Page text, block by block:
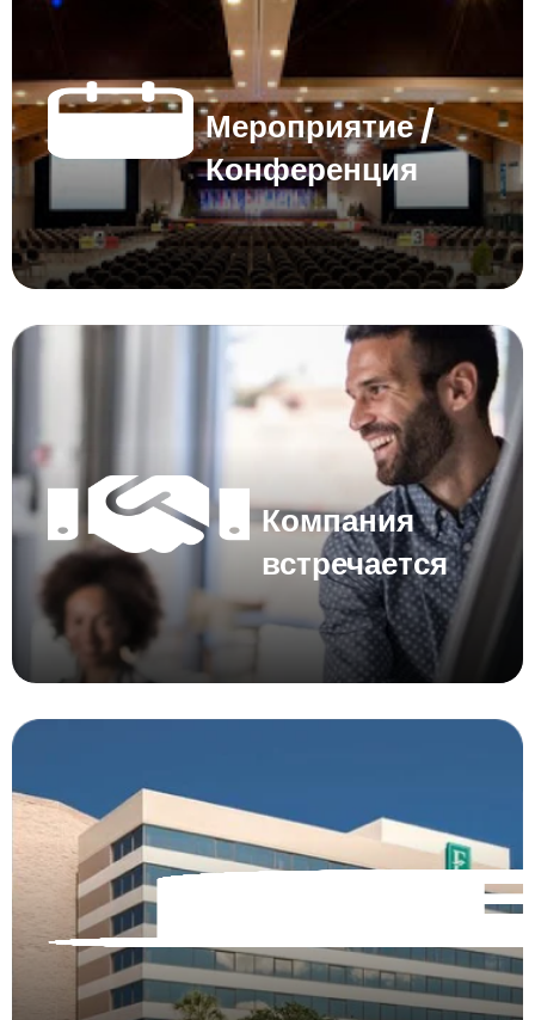
Мероприятие /
Конференция
Компания
встречается